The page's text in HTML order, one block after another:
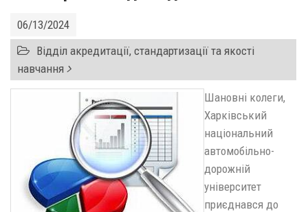
06/13/2024
Відділ акредитації, стандартизації та якості
навчання
Шановні колеги,
Харківський
національний
автомобільно-
дорожній
університет
приєднався до